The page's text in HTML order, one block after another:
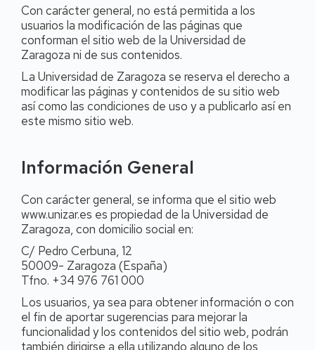
Con carácter general, no está permitida a los
usuarios la modificación de las páginas que
conforman el sitio web de la Universidad de
Zaragoza ni de sus contenidos.
La Universidad de Zaragoza se reserva el derecho a
modificar las páginas y contenidos de su sitio web
así como las condiciones de uso y a publicarlo así en
este mismo sitio web.
Información General
Con carácter general, se informa que el sitio web
www.unizar.es es propiedad de la Universidad de
Zaragoza, con domicilio social en:
C/ Pedro Cerbuna, 12
50009- Zaragoza (España)
Tfno. +34 976 761 000
Los usuarios, ya sea para obtener información o con
el fin de aportar sugerencias para mejorar la
funcionalidad y los contenidos del sitio web, podrán
también dirigirse a ella utilizando alguno de los